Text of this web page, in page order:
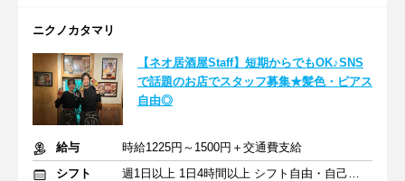
ニクノカタマリ
【ネオ居酒屋Staff】短期からでもOK♪SNS
で話題のお店でスタッフ募集★髪色・ピアス
自由◎
給与
時給1225円～1500円＋交通費支給
シフト
週1日以上 1日4時間以上 シフト自由・自己申告